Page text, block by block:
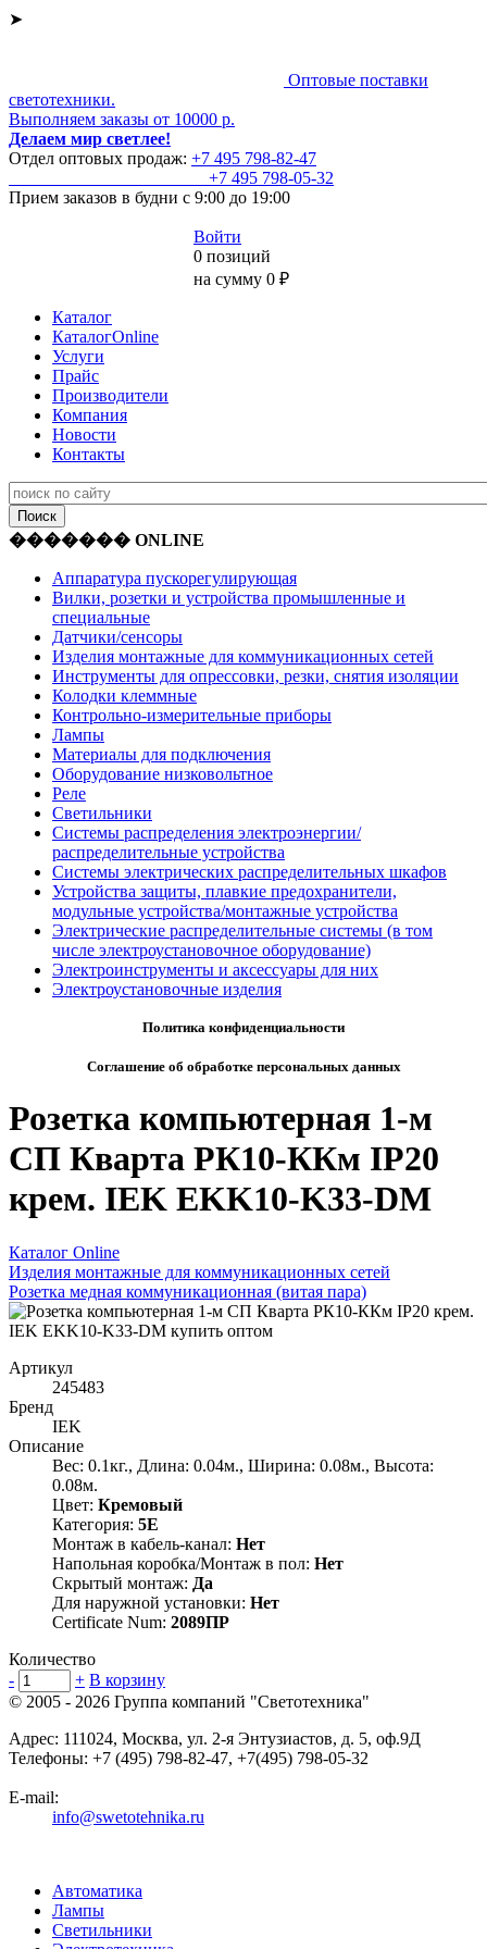
➤
Оптовые поставки
светотехники.
Выполняем заказы от 10000 р.
Делаем мир светлее!
Отдел оптовых продаж: +7 495 798-82-47
+7 495 798-05-32
Прием заказов в будни с 9:00 до 19:00
Войти
0 позиций
на сумму 0 ₽
Каталог
КаталогOnline
Услуги
Прайс
Производители
Компания
Новости
Контакты
������� ONLINE
Аппаратура пускорегулирующая
Вилки, розетки и устройства промышленные и
специальные
Датчики/сенсоры
Изделия монтажные для коммуникационных сетей
Инструменты для опрессовки, резки, снятия изоляции
Колодки клеммные
Контрольно-измерительные приборы
Лампы
Материалы для подключения
Оборудование низковольтное
Реле
Светильники
Системы распределения электроэнергии/
распределительные устройства
Системы электрических распределительных шкафов
Устройства защиты, плавкие предохранители,
модульные устройства/монтажные устройства
Электрические распределительные системы (в том
числе электроустановочное оборудование)
Электроинструменты и аксессуары для них
Электроустановочные изделия
Политика конфиденциальности
Соглашение об обработке персональных данных
Розетка компьютерная 1-м
СП Кварта РК10-ККм IP20
крем. IEK EKK10-K33-DM
Каталог Online
Изделия монтажные для коммуникационных сетей
Розетка медная коммуникационная (витая пара)
Артикул
245483
Бренд
IEK
Описание
Вес: 0.1кг., Длина: 0.04м., Ширина: 0.08м., Высота:
0.08м.
Цвет: Кремовый
Категория: 5E
Монтаж в кабель-канал: Нет
Напольная коробка/Монтаж в пол: Нет
Скрытый монтаж: Да
Для наружной установки: Нет
Certificate Num: 2089ПР
Количество
-
+ В корзину
© 2005 - 2026 Группа компаний "Светотехника"
Адрес: 111024, Москва, ул. 2-я Энтузиастов, д. 5, оф.9Д
Телефоны: +7 (495) 798-82-47, +7(495) 798-05-32
E-mail:
info@swetotehnika.ru
Автоматика
Лампы
Светильники